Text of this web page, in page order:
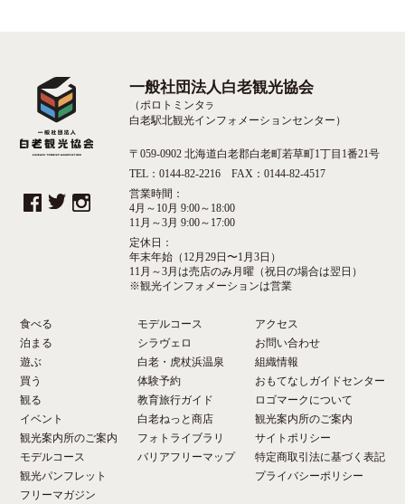
一般社団法人白老観光協会
（ポロトミンタ ラ
白老駅北観光インフォメーションセンター）
〒059-0902 北海道白老郡白老町若草町1丁目1番21号
TEL：0144-82-2216 FAX：0144-82-4517
営業時間：
4月～10月 9:00～18:00
11月～3月 9:00～17:00
定休日：
年末年始（12月29日〜1月3日）
11月～3月は売店のみ月曜（祝日の場合は翌日）
※観光インフォメーションは営業
食べる
泊まる
遊ぶ
買う
観る
イベント
観光案内所のご案内
モデルコース
観光パンフレット
フリーマガジン
モデルコース
シラヴェロ
白老・虎杖浜温泉
体験予約
教育旅行ガイド
白老ねっと商店
フォトライブラリ
バリアフリーマップ
アクセス
お問い合わせ
組織情報
おもてなしガイドセンター
ロゴマークについて
観光案内所のご案内
サイトポリシー
特定商取引法に基づく表記
プライバシーポリシー